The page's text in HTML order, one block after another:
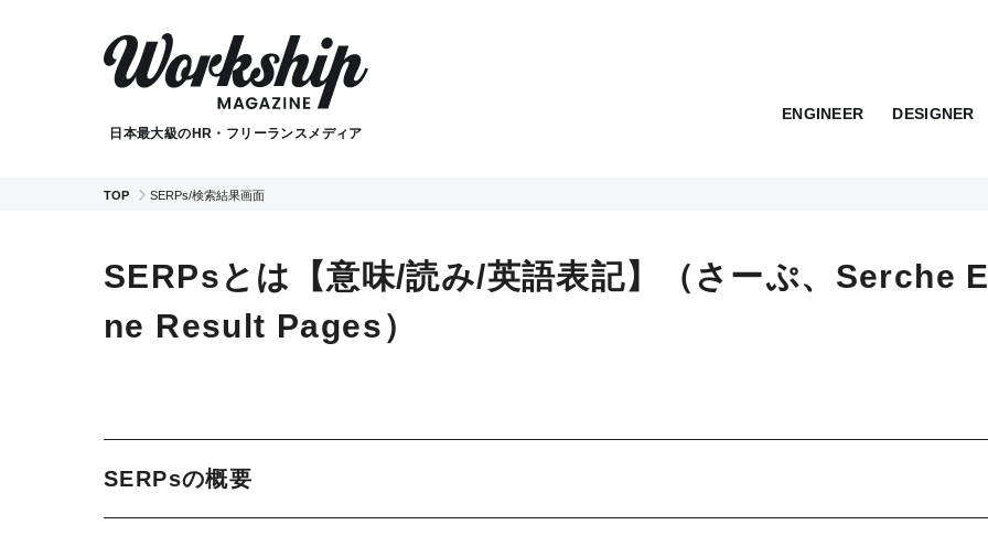
日本最大級のHR・フリーランスメディア
ENGINEER DESIGNER
TOP SERPs/検索結果画面
SERPsとは【意味/読み/英語表記】（さーぷ、Serche
ne Result Pages）
SERPsの概要